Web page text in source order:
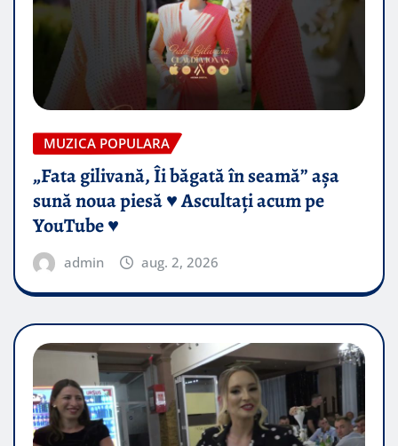
MUZICA POPULARA
„Fata gilivană, Îi băgată în seamă” așa
sună noua piesă ♥️ Ascultați acum pe
YouTube ♥️
admin aug. 2, 2026